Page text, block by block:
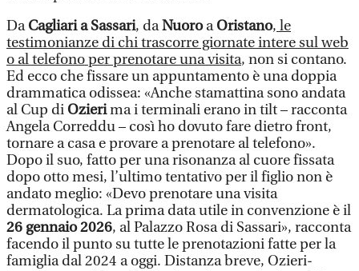
DaCagliari a Sassari, daNuoroaOristano, le
testimonianze di chi trascorre giornate intere sul web
o al telefono per prenotare una visita, non si contano.
Ed ecco che fissare un appuntamento è una doppia
drammatica odissea: «Anche stamattina sono andata
al Cup di Ozierima i terminali erano in tilt – racconta
Angela Correddu – così ho dovuto fare dietro front,
tornare a casa e provare a prenotare al telefono».
Dopo il suo, fatto per una risonanza al cuore fissata
dopo otto mesi, l’ultimo tentativo per il figlio non è
andato meglio: «Devo prenotare una visita
dermatologica. La prima data utile in convenzione è il
26 gennaio 2026, al Palazzo Rosa di Sassari», racconta
facendo il punto su tutte le prenotazioni fatte per la
famiglia dal 2024 a oggi. Distanza breve, Ozieri-